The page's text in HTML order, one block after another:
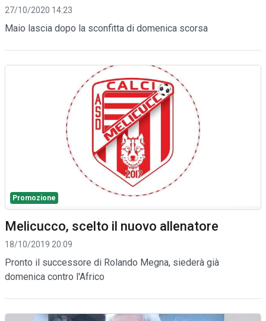
27/10/2020 14:23
Maio lascia dopo la sconfitta di domenica scorsa
Promozione
Melicucco, scelto il nuovo allenatore
18/10/2019 20:09
Pronto il successore di Rolando Megna, siederà già
domenica contro l'Africo